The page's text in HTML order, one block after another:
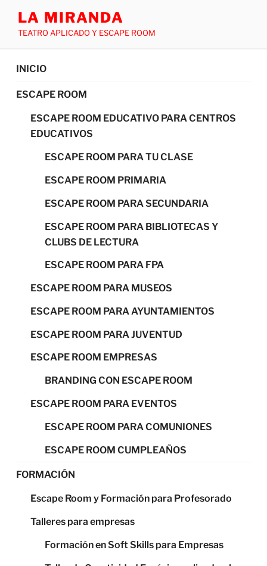
LA MIRANDA
TEATRO APLICADO Y ESCAPE ROOM
INICIO
ESCAPE ROOM
ESCAPE ROOM EDUCATIVO PARA CENTROS
EDUCATIVOS
ESCAPE ROOM PARA TU CLASE
ESCAPE ROOM PRIMARIA
ESCAPE ROOM PARA SECUNDARIA
ESCAPE ROOM PARA BIBLIOTECAS Y
CLUBS DE LECTURA
ESCAPE ROOM PARA FPA
ESCAPE ROOM PARA MUSEOS
ESCAPE ROOM PARA AYUNTAMIENTOS
ESCAPE ROOM PARA JUVENTUD
ESCAPE ROOM EMPRESAS
BRANDING CON ESCAPE ROOM
ESCAPE ROOM PARA EVENTOS
ESCAPE ROOM PARA COMUNIONES
ESCAPE ROOM CUMPLEAÑOS
FORMACIÓN
Escape Room y Formación para Profesorado
Talleres para empresas
Formación en Soft Skills para Empresas